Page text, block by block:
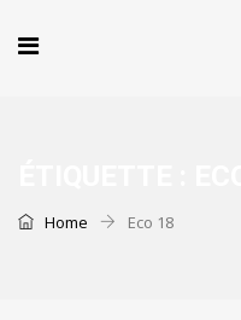
Home Eco 18